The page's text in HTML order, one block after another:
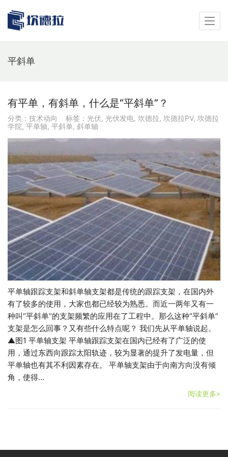
平斜单
有平单，有斜单，什么是“平斜单”？
分类： 技术动向 标签： 光伏, 光伏发电, 坎德拉, 坎德拉PV, 坎德拉
学院, 平单轴, 平斜单, 斜单轴
平单轴跟踪支架和斜单轴支架都是传统的跟踪支架，在国内外
有了较多的使用，大家也都已经较为熟悉。而近一两年又有一
种叫“平斜单”的支架频繁的应用在了工程中。那么这种“平斜单”
支架是怎么回事？又有些什么特点呢？ 我们先从平单轴说起。
▲图1 平单轴支架 平单轴跟踪支架在国内已经有了广泛的使
用，通过东西向跟踪太阳轨迹，较为显著的提升了发电量，但
平单轴也有其不利因素存在。 平单轴支架由于向南方向没有倾
角，使得…
阅读更多»